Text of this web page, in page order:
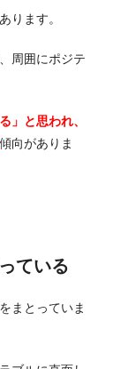
ります。
周囲にポジテ
」と思われ、
傾向がありま
ている
まとっていま